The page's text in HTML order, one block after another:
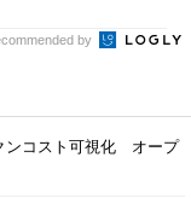
by
ンコスト可視化 オープ